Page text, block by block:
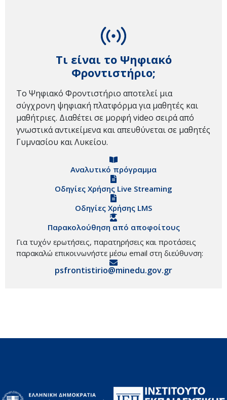
Τι είναι το Ψηφιακό
Φροντιστήριο;
Το Ψηφιακό Φροντιστήριο αποτελεί μια
σύγχρονη ψηφιακή πλατφόρμα για μαθητές και
μαθήτριες. Διαθέτει σε μορφή video σειρά από
γνωστικά αντικείμενα και απευθύνεται σε μαθητές
Γυμνασίου και Λυκείου.
Αναλυτικό πρόγραμμα
Οδηγίες Χρήσης Live Streaming
Οδηγίες Χρήσης LMS
Παρακολούθηση από αποφοίτους
Για τυχόν ερωτήσεις, παρατηρήσεις και προτάσεις
παρακαλώ επικοινωνήστε μέσω email στη διεύθυνση:
psfrontistirio@minedu.gov.gr